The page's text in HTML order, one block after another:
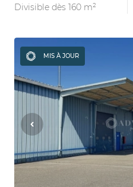
Divisible dès 160 m²
MIS À JOUR